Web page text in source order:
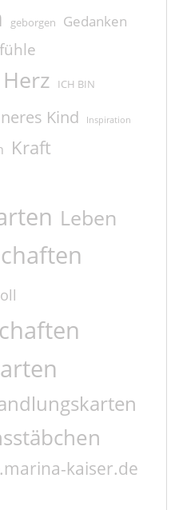
geborgen Gedanken
Herz ICH BIN
Kind Inspiration
Kraft
Leben
kaiser.de